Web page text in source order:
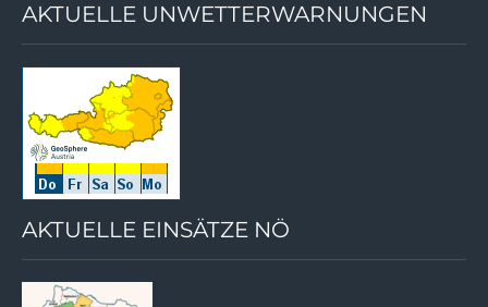
AKTUELLE UNWETTERWARNUNGEN
AKTUELLE EINSÄTZE NÖ